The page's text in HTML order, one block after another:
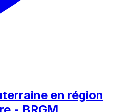
en région